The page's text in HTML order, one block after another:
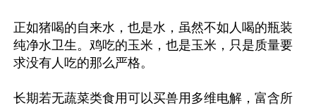
正如猪喝的自来水，也是水，虽然不如人喝的瓶装
纯净水卫生。鸡吃的玉米，也是玉米，只是质量要
求没有人吃的那么严格。
长期若无蔬菜类食用可以买兽用多维电解，富含所